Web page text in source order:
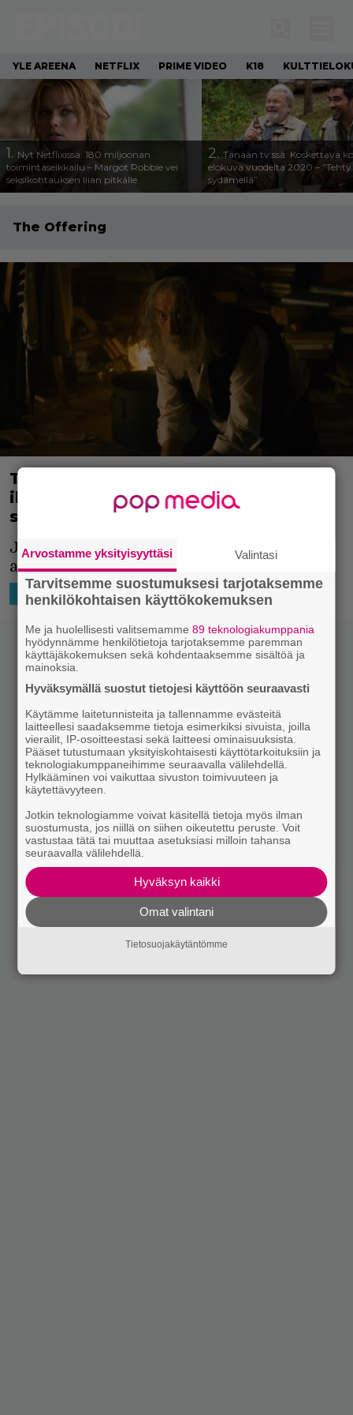
YLE AREENA NETFLIX PRIME VIDEO K18
1. Nyt Netflixissä: 180 miljoonan
toimintaseikkailu – Margot Robbie vei
seksikohtauksen liian pitkälle
2. Tänään tv:ssä: Koskettava
elokuva vuodelta 2020 – ”Tehty
sydämellä”
The Offering
Tältä näyttää The Offering –
ikiaikainen pahuus alkaa riivaamaan
syntymätöntä lasta
Juutalaiskauhu on vähän erikoisempi
alagenre.
MAAILMALTA 26.9.2022 15:02 Niko Ikonen
Arvostamme yksityisyyttäsi Valintasi
Tarvitsemme suostumuksesi tarjotaksemme
henkilökohtaisen käyttökokemuksen
Me ja huolellisesti valitsemamme89 teknologiakumppania
hyödynnämme henkilötietoja tarjotaksemme paremman
käyttäjäkokemuksen sekä kohdentaaksemme sisältöä ja
mainoksia.
Hyväksymällä suostut tietojesi käyttöön seuraavasti
Käytämme laitetunnisteita ja tallennamme evästeitä
laitteellesi saadaksemme tietoja esimerkiksi sivuista, joilla
vierailit, IP-osoitteestasi sekä laitteesi ominaisuuksista.
Pääset tutustumaan yksityiskohtaisesti käyttötarkoituksiin ja
teknologiakumppaneihimme seuraavalla välilehdellä.
Hylkääminen voi vaikuttaa sivuston toimivuuteen ja
käytettävyyteen.
Jotkin teknologiamme voivat käsitellä tietoja myös ilman
suostumusta, jos niillä on siihen oikeutettu peruste. Voit
vastustaa tätä tai muuttaa asetuksiasi milloin tahansa
seuraavalla välilehdellä.
Hyväksyn kaikki
Omat valintani
Tietosuojakäytäntömme